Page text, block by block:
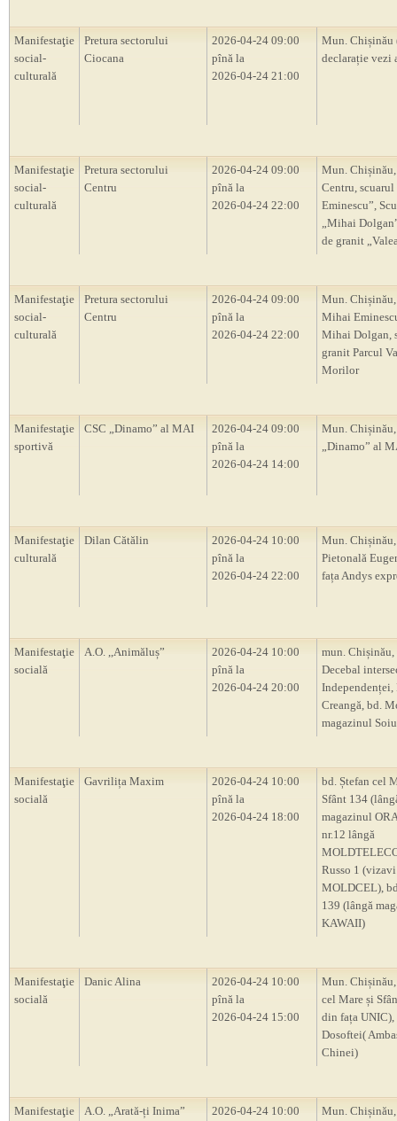
Manifestaţie
social-
culturală
Pretura sectorului
Ciocana
2026-04-24 09:00
pînă la
2026-04-24 21:00
Mun. Chișinău
declarație vezi
Manifestaţie
social-
culturală
Pretura sectorului
Centru
2026-04-24 09:00
pînă la
2026-04-24 22:00
Mun. Chișinău,
Centru,
Eminescu”,
„Mihai
de granit
Manifestaţie
social-
culturală
Pretura sectorului
Centru
2026-04-24 09:00
pînă la
2026-04-24 22:00
Mun.
Mihai
Mihai Dolgan,
granit Parcul
Morilor
Manifestaţie
sportivă
CSC „Dinamo” al MAI
2026-04-24 09:00
pînă la
2026-04-24 14:00
Mun.
„Dinamo” al
Manifestaţie
culturală
Dilan Cătălin
2026-04-24 10:00
pînă la
2026-04-24 22:00
Mun. Chișinău,
Pietonală
fața Andys
Manifestaţie
socială
A.O. ,,Animăluș”
2026-04-24 10:00
pînă la
2026-04-24 20:00
mun. Chișinău,
Decebal
Independenței,
Creangă, bd.
magazinul
Manifestaţie
socială
Gavrilița Maxim
2026-04-24 10:00
pînă la
2026-04-24 18:00
bd. Ștefan cel
Sfânt 134
magazinul
nr.12 lângă
Russo 1 (vizavi
MOLDCEL),
139 (lângă
KAWAII)
Manifestaţie
socială
Danic Alina
2026-04-24 10:00
pînă la
2026-04-24 15:00
Mun.
cel Mare și
din fața UNIC),
Dosoftei(
Chinei)
Manifestaţie
A.O. „Arată-ți Inima”
2026-04-24 10:00
Mun.